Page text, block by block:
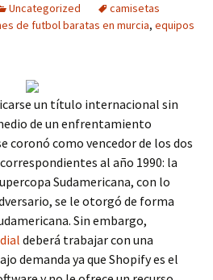
Uncategorized
camisetas
de futbol baratas en murcia, equipos
un título internacional sin
de un enfrentamiento
coronó como vencedor de los dos
al año 1990: la
Sudamericana, con lo
se le otorgó de forma
Sin embargo,
deberá trabajar con una
demanda ya que Shopify es el